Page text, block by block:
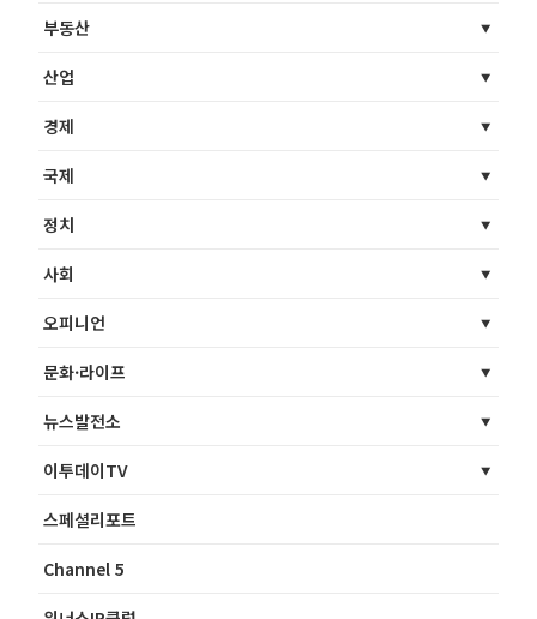
부동산
산업
경제
국제
정치
사회
오피니언
문화·라이프
뉴스발전소
이투데이TV
스페셜리포트
Channel 5